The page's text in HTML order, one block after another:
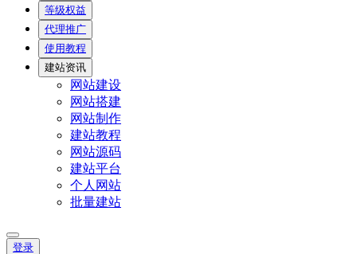
等级权益
代理推广
使用教程
建站资讯
网站建设
网站搭建
网站制作
建站教程
网站源码
建站平台
个人网站
批量建站
登录